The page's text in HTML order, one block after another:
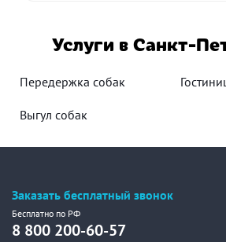
Услуги в Санкт-
Передержка собак
Выгул собак
Заказать бесплатный звонок
Бесплатно по РФ
8 800 200-60-57